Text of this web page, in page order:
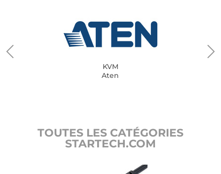
KVM
Aten
TOUTES LES CATÉGORIES
STARTECH.COM